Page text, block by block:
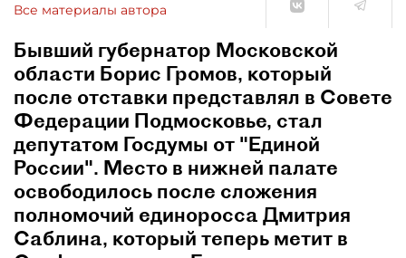
Все материалы автора
Бывший губернатор Московской
области Борис Громов, который
после отставки представлял в Совете
Федерации Подмосковье, стал
депутатом Госдумы от "Единой
России". Место в нижней палате
освободилось после сложения
полномочий единоросса Дмитрия
Саблина, который теперь метит в